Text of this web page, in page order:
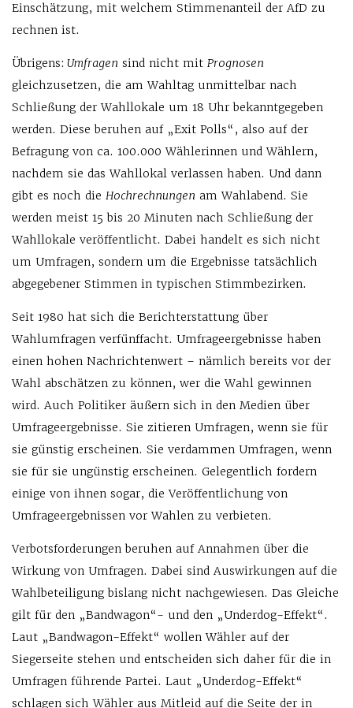
Einschätzung, mit welchem Stimmenanteil der AfD zu
rechnen ist.
Übrigens: Umfragen sind nicht mit Prognosen
gleichzusetzen, die am Wahltag unmittelbar nach
Schließung der Wahllokale um 18 Uhr bekanntgegeben
werden. Diese beruhen auf „Exit Polls“, also auf der
Befragung von ca. 100.000 Wählerinnen und Wählern,
nachdem sie das Wahllokal verlassen haben. Und dann
gibt es noch die Hochrechnungen am Wahlabend. Sie
werden meist 15 bis 20 Minuten nach Schließung der
Wahllokale veröffentlicht. Dabei handelt es sich nicht
um Umfragen, sondern um die Ergebnisse tatsächlich
abgegebener Stimmen in typischen Stimmbezirken.
Seit 1980 hat sich die Berichterstattung über
Wahlumfragen verfünffacht. Umfrageergebnisse haben
einen hohen Nachrichtenwert – nämlich bereits vor der
Wahl abschätzen zu können, wer die Wahl gewinnen
wird. Auch Politiker äußern sich in den Medien über
Umfrageergebnisse. Sie zitieren Umfragen, wenn sie für
sie günstig erscheinen. Sie verdammen Umfragen, wenn
sie für sie ungünstig erscheinen. Gelegentlich fordern
einige von ihnen sogar, die Veröffentlichung von
Umfrageergebnissen vor Wahlen zu verbieten.
Verbotsforderungen beruhen auf Annahmen über die
Wirkung von Umfragen. Dabei sind Auswirkungen auf die
Wahlbeteiligung bislang nicht nachgewiesen. Das Gleiche
gilt für den „Bandwagon“- und den „Underdog-Effekt“.
Laut „Bandwagon-Effekt“ wollen Wähler auf der
Siegerseite stehen und entscheiden sich daher für die in
Umfragen führende Partei. Laut „Underdog-Effekt“
schlagen sich Wähler aus Mitleid auf die Seite der in